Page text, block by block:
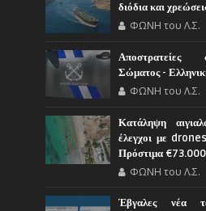
διόδια και
ΦΩΝΗ του Λ.Σ.
Αποστρατείες
Σώματος -
ΦΩΝΗ του Λ.Σ.
Κατάληψη
έλεγχοι με
Πρόστιμα
ΦΩΝΗ του Λ.Σ.
Έβγαλες νέα